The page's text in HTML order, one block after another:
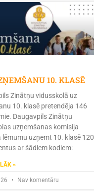
10. KLASĒ
Zinātņu vidusskolā uz
10. klasē pretendēja 146
Daugavpils Zinātņu
uzņemšanas komisija
lēmumu uzņemt 10. klasē 120
ar šādiem kodiem:
»
Nav komentāru